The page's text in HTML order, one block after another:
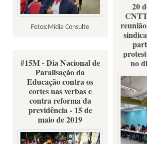
Fotos:Mídia Consulte
20
no
#15M - Dia Nacional de
Paralisação da
Educação contra os
cortes nas verbas e
contra reforma da
previdência - 15 de
maio de 2019